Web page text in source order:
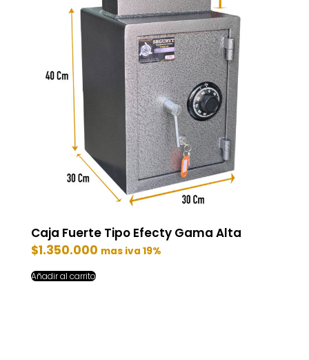
Caja Fuerte Tipo Efecty Gama Alta
$1.350.000 mas iva 19%
Añadir al carrito